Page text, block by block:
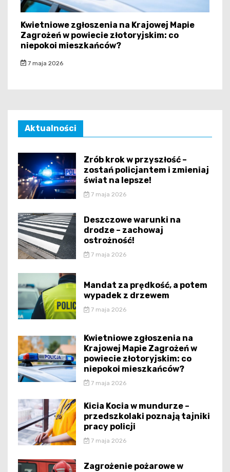
Kwietniowe zgłoszenia na Krajowej Mapie
Zagrożeń w powiecie złotoryjskim: co
niepokoi mieszkańców?
7 maja 2026
Aktualności
Zrób krok w przyszłość –
zostań policjantem i zmieniaj
świat na lepsze!
7 maja 2026
Deszczowe warunki na
drodze – zachowaj
ostrożność!
7 maja 2026
Mandat za prędkość, a potem
wypadek z drzewem
7 maja 2026
Kwietniowe zgłoszenia na
Krajowej Mapie Zagrożeń w
powiecie złotoryjskim: co
niepokoi mieszkańców?
7 maja 2026
Kicia Kocia w mundurze –
przedszkolaki poznają tajniki
pracy policji
7 maja 2026
Zagrożenie pożarowe w